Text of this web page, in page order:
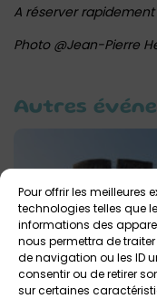
Pour offrir les meilleures
technologies telles que
informations des
nous permettra de
de navigation ou les ID
consentir ou de retirer
sur certaines
A réserver
Photo @Jean-Pierre
Autres